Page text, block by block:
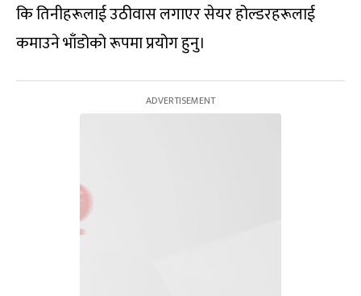
कि तिनीहरूलाई उठीवास लगाएर सेयर होल्डरहरूलाई
कमाउने भाँडोको रूपमा प्रयोग हुनु।